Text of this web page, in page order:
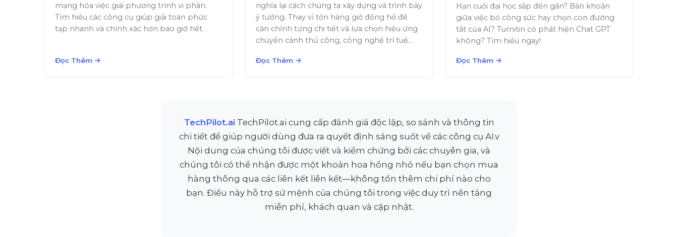
mạng hóa việc giải phương trình vi phân.
Tìm hiểu các công cụ giúp giải toán phức
tạp nhanh và chính xác hơn bao giờ hết.
Đọc Thêm
nghĩa lại cách chúng ta xây dựng và trình bày
ý tưởng. Thay vì tốn hàng giờ đồng hồ để
căn chỉnh từng chi tiết và lựa chọn hiệu ứng
chuyển cảnh thủ công, công nghệ trí tuệ
tưởng đơn giản thành một bài thuyết trình
Đọc Thêm
Hạn cuối đại học sắp đến gần? Băn khoăn
giữa việc bỏ công sức hay chọn con đường
tắt của AI? Turnitin có phát hiện Chat GPT
không? Tìm hiểu ngay!
Đọc Thêm
TechPilot.ai TechPilot.ai cung cấp đánh giá độc lập, so sánh và thông tin
chi tiết để giúp người dùng đưa ra quyết định sáng suốt về các công cụ AI.v
Nội dung của chúng tôi được viết và kiểm chứng bởi các chuyên gia, và
chúng tôi có thể nhận được một khoản hoa hồng nhỏ nếu bạn chọn mua
hàng thông qua các liên kết liên kết—không tốn thêm chi phí nào cho
bạn. Điều này hỗ trợ sứ mệnh của chúng tôi trong việc duy trì nền tảng
miễn phí, khách quan và cập nhật.